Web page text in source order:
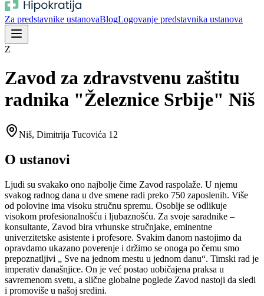
Za predstavnike ustanovaBlogLogovanje predstavnika ustanova
Z
Zavod za zdravstvenu zaštitu
radnika "Železnice Srbije" Niš
Niš, Dimitrija Tucovića 12
O ustanovi
Ljudi su svakako ono najbolje čime Zavod raspolaže. U njemu
svakog radnog dana u dve smene radi preko 750 zaposlenih. Više
od polovine ima visoku stručnu spremu. Osoblje se odlikuje
visokom profesionalnošću i ljubaznošću. Za svoje saradnike –
konsultante, Zavod bira vrhunske stručnjake, eminentne
univerzitetske asistente i profesore. Svakim danom nastojimo da
opravdamo ukazano poverenje i držimo se onoga po čemu smo
prepoznatljivi „ Sve na jednom mestu u jednom danu“. Timski rad je
imperativ današnjice. On je već postao uobičajena praksa u
savremenom svetu, a slične globalne poglede Zavod nastoji da sledi
i promoviše u našoj sredini.